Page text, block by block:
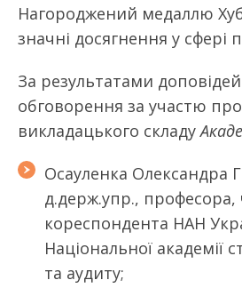
Нагороджений медаллю
значні досягнення у сфері
За результатами доповідей
обговорення за участю
викладацького складу
Осауленка Олександра
д.держ.упр., професора,
кореспондента НАН
Національної академії
та аудиту;